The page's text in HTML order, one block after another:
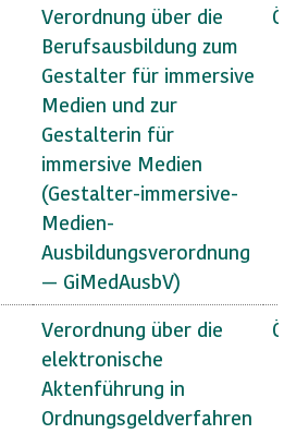
Verordnung über die
Berufsausbildung zum
Gestalter für immersive
Medien und zur
Gestalterin für
immersive Medien
(Gestalter-immersive-
Medien-
Ausbildungsverordnung
— GiMedAusbV)
Verordnung über die
elektronische
Aktenführung in
Ordnungsgeldverfahren